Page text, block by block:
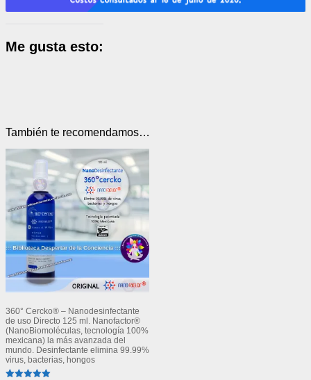
Me gusta esto:
También te recomendamos…
360° Cercko® – Nanodesinfectante
de uso Directo 125 ml. Nanofactor®
(NanoBiomoléculas, tecnología 100%
mexicana) la más avanzada del
mundo. Desinfectante elimina 99.99%
virus, bacterias, hongos